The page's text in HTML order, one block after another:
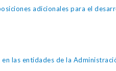
adicionales para el
las entidades de la